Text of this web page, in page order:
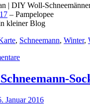
– Pampelopee
kleiner Blog
, Schneemann, Winter,
Januar 2016